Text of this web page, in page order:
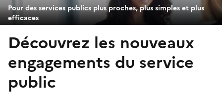
Pour des services publics plus proches, plus simples et plus
efficaces
Découvrez les nouveaux
engagements du service
public